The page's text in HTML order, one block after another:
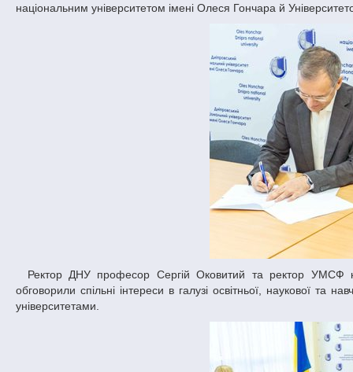
національним університетом імені Олеся Гончара й
Ректор ДНУ професор Сергій Оковитий та ректор УМСФ кандидат юридичних наук, доцент Дмитро Олександрович Бочаров учора
обговорили спільні інтереси в галузі освітньої, наукової та
університетами.